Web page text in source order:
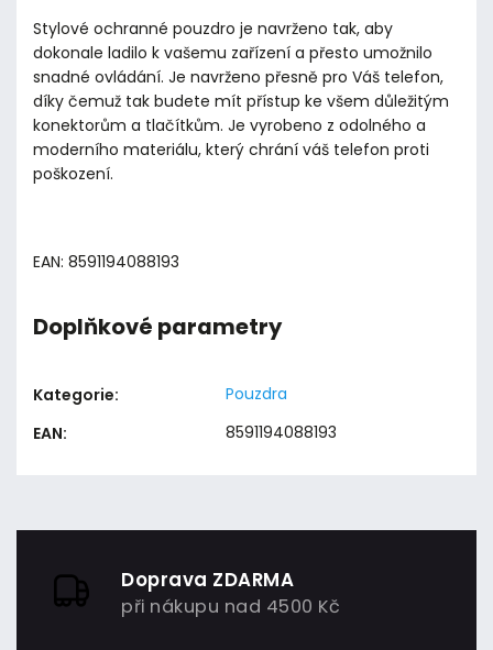
Stylové ochranné pouzdro je navrženo tak, aby
dokonale ladilo k vašemu zařízení a přesto umožnilo
snadné ovládání. Je navrženo přesně pro Váš telefon,
díky čemuž tak budete mít přístup ke všem důležitým
konektorům a tlačítkům. Je vyrobeno z odolného a
moderního materiálu, který chrání váš telefon proti
poškození.
EAN: 8591194088193
Doplňkové parametry
Kategorie:
Pouzdra
EAN: 8591194088193
Doprava ZDARMA
při nákupu nad 4500 Kč